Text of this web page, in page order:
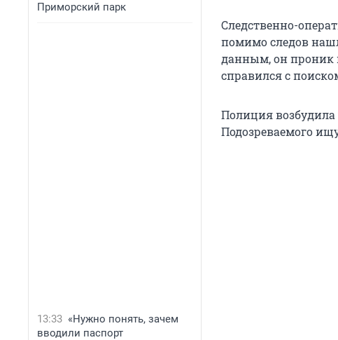
Приморский парк
13:33 «Нужно понять, зачем
вводили паспорт
Следственно-
помимо следов
данным, он проник
справился с
Полиция возбудила
Подозреваемого